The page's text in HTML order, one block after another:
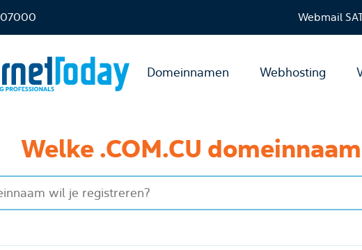
Webmail
Domeinnamen Webhosting
Welke .COM.CU